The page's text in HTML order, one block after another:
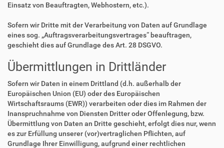
Einsatz von Beauftragten, Webhostern, etc.).
Sofern wir Dritte mit der Verarbeitung von Daten auf Grundlage
eines sog. „Auftragsverarbeitungsvertrages“ beauftragen,
geschieht dies auf Grundlage des Art. 28 DSGVO.
Übermittlungen in Drittländer
Sofern wir Daten in einem Drittland (d.h. außerhalb der
Europäischen Union (EU) oder des Europäischen
Wirtschaftsraums (EWR)) verarbeiten oder dies im Rahmen der
Inanspruchnahme von Diensten Dritter oder Offenlegung, bzw.
Übermittlung von Daten an Dritte geschieht, erfolgt dies nur, wenn
es zur Erfüllung unserer (vor)vertraglichen Pflichten, auf
Grundlage Ihrer Einwilligung, aufgrund einer rechtlichen